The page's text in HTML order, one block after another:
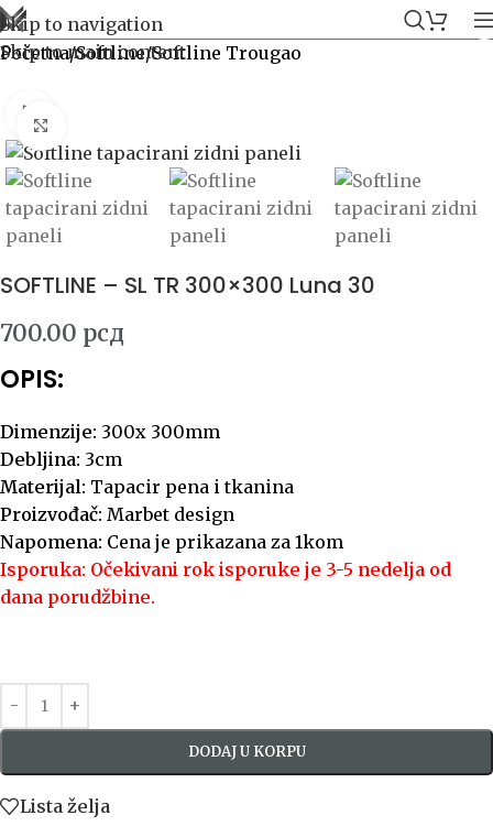
Skip to navigation
Skip to main content
Početna/Softline/Softline Trougao
SOFTLINE – SL TR 300×300 Luna 30
700.00 рсд
OPIS:
Dimenzije: 300x 300mm
Debljina: 3cm
Materijal: Tapacir pena i tkanina
Proizvođač: Marbet design
Napomena: Cena je prikazana za 1kom
Isporuka: Očekivani rok isporuke je 3-5 nedelja od
dana porudžbine.
DODAJ U KORPU
Lista želja